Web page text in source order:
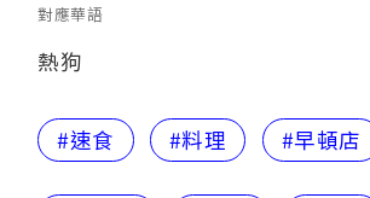
對應華語
熱狗
#速食 #料理 #早頓店